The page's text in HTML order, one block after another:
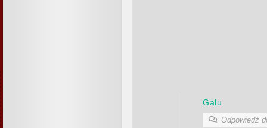
Galu
Odpowiedź